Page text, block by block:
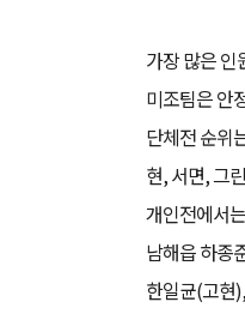
가장 많은
미조팀은 안
단체전 순위
현, 서면, 그
개인전에서
남해읍 하종
한일균(고현